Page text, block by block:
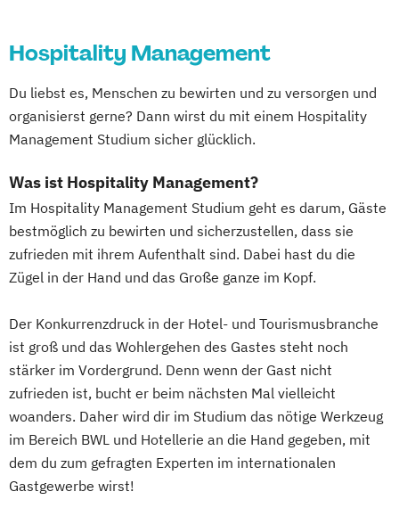
Hospitality Management
Du liebst es, Menschen zu bewirten und zu versorgen und
organisierst gerne? Dann wirst du mit einem Hospitality
Management Studium sicher glücklich.
Was ist Hospitality Management?
Im Hospitality Management Studium geht es darum, Gäste
bestmöglich zu bewirten und sicherzustellen, dass sie
zufrieden mit ihrem Aufenthalt sind. Dabei hast du die
Zügel in der Hand und das Große ganze im Kopf.
Der Konkurrenzdruck in der Hotel- und Tourismusbranche
ist groß und das Wohlergehen des Gastes steht noch
stärker im Vordergrund. Denn wenn der Gast nicht
zufrieden ist, bucht er beim nächsten Mal vielleicht
woanders. Daher wird dir im Studium das nötige Werkzeug
im Bereich BWL und Hotellerie an die Hand gegeben, mit
dem du zum gefragten Experten im internationalen
Gastgewerbe wirst!